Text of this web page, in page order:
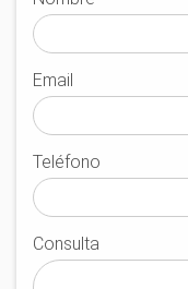
Email
Teléfono
Consulta